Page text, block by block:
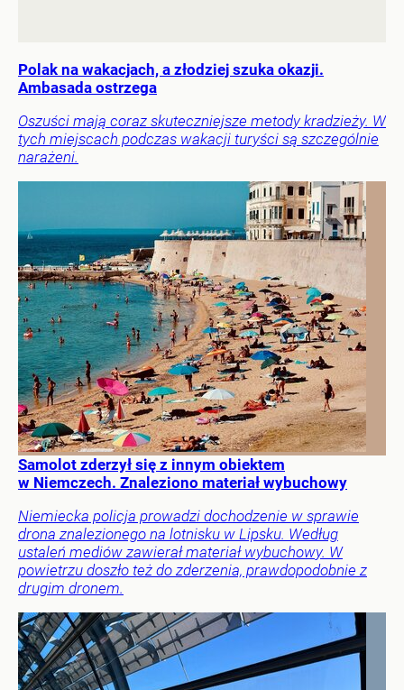
Polak na wakacjach, a złodziej szuka okazji.
Ambasada ostrzega
Oszuści mają coraz skuteczniejsze metody kradzieży. W
tych miejscach podczas wakacji turyści są szczególnie
narażeni.
Samolot zderzył się z innym obiektem
w Niemczech. Znaleziono materiał wybuchowy
Niemiecka policja prowadzi dochodzenie w sprawie
drona znalezionego na lotnisku w Lipsku. Według
ustaleń mediów zawierał materiał wybuchowy. W
powietrzu doszło też do zderzenia, prawdopodobnie z
drugim dronem.